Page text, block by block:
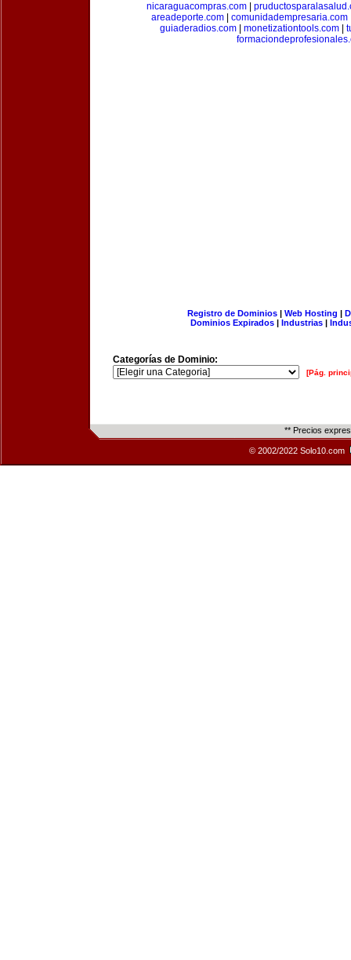
nicaraguacompras.com
areadeporte.com| comunidadempresaria.com
guiaderadios.com| monetizationtools.com|
Registro de Dominios| Web Hosting |
Dominios Expirados | Industrias |
Categorías de Dominio:
[Pág.
** Precios
© 2002/2022 Solo10.com